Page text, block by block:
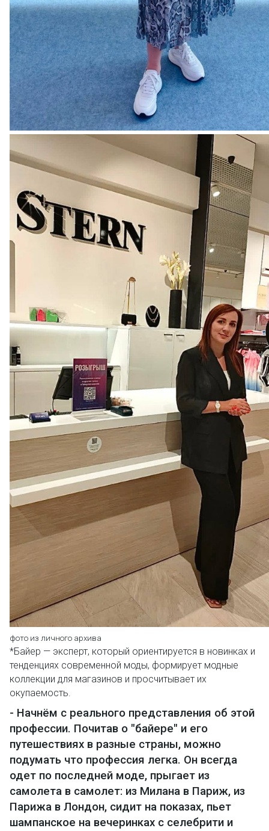
фото из личного архива
*Байер — эксперт, который ориентируется в новинках и
тенденциях современной моды, формирует модные
коллекции для магазинов и просчитывает их
окупаемость.
- Начнём с реального представления об этой
профессии. Почитав о "байере" и его
путешествиях в разные страны, можно
подумать что профессия легка. Он всегда
одет по последней моде, прыгает из
самолета в самолет: из Милана в Париж, из
Парижа в Лондон, сидит на показах, пьет
шампанское на вечеринках с селебрити и